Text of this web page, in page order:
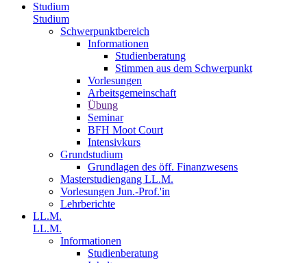
Studium
Studium
Schwerpunktbereich
Informationen
Studienberatung
Stimmen aus dem Schwerpunkt
Vorlesungen
Arbeitsgemeinschaft
Übung
Seminar
BFH Moot Court
Intensivkurs
Grundstudium
Grundlagen des öff. Finanzwesens
Masterstudiengang LL.M.
Vorlesungen Jun.-Prof.'in
Lehrberichte
LL.M.
LL.M.
Informationen
Studienberatung